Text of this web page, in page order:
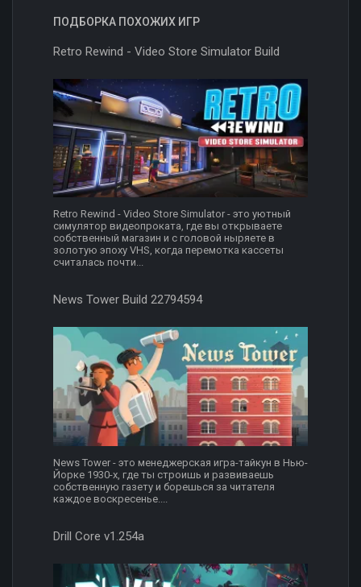
ПОДБОРКА ПОХОЖИХ ИГР
Retro Rewind - Video Store Simulator Build
Retro Rewind - Video Store Simulator - это уютный
симулятор видеопроката, где вы открываете
собственный магазин и с головой ныряете в
золотую эпоху VHS, когда перемотка кассеты
считалась почти...
News Tower Build 22794594
News Tower - это менеджерская игра-тайкун в Нью-
Йорке 1930-х, где ты строишь и развиваешь
собственную газету и борешься за читателя
каждое воскресенье....
Drill Core v1.254a